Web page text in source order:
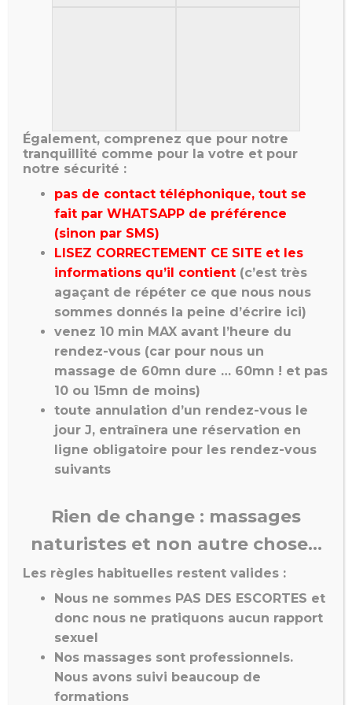
UNIQUEMENT SI VOUS
SI VOUS ÊTES DÉJÀ VENU
POUR
POUR HABITUÉ
Body Body + Mutuel
Un ‘must’ réservé aux
habitués
Massage sensuel sur
futon
45mn à 150€ | 60mn 210€
Les spécialités pour
femmes
L’échange mutuel
Vous souhaitez rendre la
pareille !
1ère fois : mutuel pour
les nouvelles sur futon
250€
Également, comprenez que pour notre
tranquillité comme pour la votre et pour
notre sécurité :
pas de contact téléphonique, tout se
fait par WHATSAPP de préférence
(sinon par SMS)
LISEZ CORRECTEMENT CE SITE et les
informations qu’il contient (c’est très
agaçant de répéter ce que nous nous
sommes donnés la peine d’écrire ici)
venez 10 min MAX avant l’heure du
rendez-vous (car pour nous un
massage de 60mn dure … 60mn ! et pas
10 ou 15mn de moins)
toute annulation d’un rendez-vous le
jour J, entraînera une réservation en
ligne obligatoire pour les rendez-vous
suivants
Rien de change : massages
naturistes et non autre chose…
Les règles habituelles restent valides :
Nous ne sommes PAS DES ESCORTES et
donc nous ne pratiquons aucun rapport
sexuel
Nos massages sont professionnels.
Nous avons suivi beaucoup de
formations